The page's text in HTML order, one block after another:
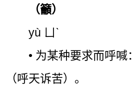
（籲）
yù ㄩˋ
• 为某种要求而呼喊
（呼天诉苦）。